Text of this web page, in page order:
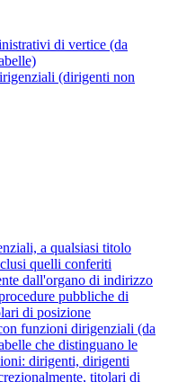
di vertice (da
(dirigenti non
a qualsiasi titolo
quelli conferiti
dall'organo di indirizzo
pubbliche di
di posizione
funzioni dirigenziali (da
che distinguano le
dirigenti, dirigenti
titolari di